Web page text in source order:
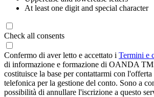
At least one digit and special character
Check all consents
Confermo di aver letto e accettato i Termini e
di informazione e formazione di OANDA
costituisce la base per contattarmi con l'offerta
telefonica per la gestione del conto. Sono a
possibilità di annullare l'iscrizione a questo